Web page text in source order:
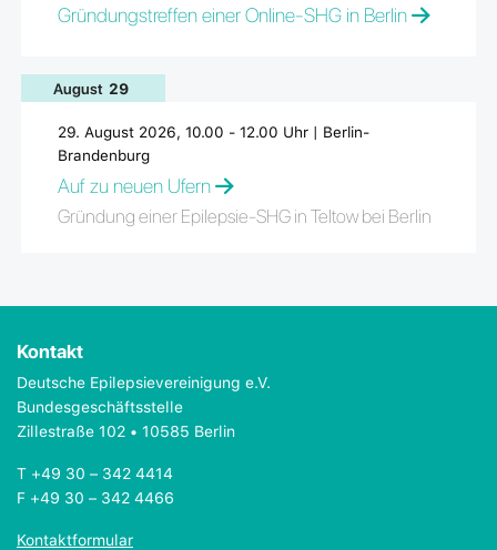
Gründungstreffen einer Online-SHG in Berlin
August 29
29. August 2026, 10.00 - 12.00 Uhr | Berlin-
Brandenburg
Auf zu neuen Ufern
Gründung einer Epilepsie-SHG in Teltow bei Berlin
Kontakt
Deutsche Epilepsievereinigung e.V.
Bundesgeschäftsstelle
Zillestraße 102 • 10585 Berlin
T +49 30 – 342 4414
F +49 30 – 342 4466
Kontaktformular